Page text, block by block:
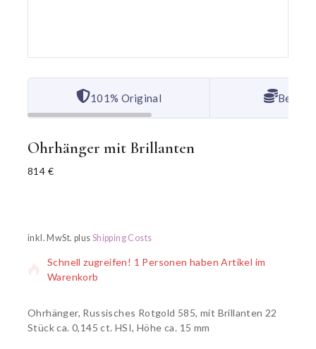
101% Original Bester
Ohrhänger mit Brillanten
814 €
inkl. MwSt. plus Shipping Costs
13 Produkte wurden in den letzten 6 Stunden verkauft
Schnell zugreifen! 1 Personen haben Artikel im
Warenkorb
Ohrhänger, Russisches Rotgold 585, mit Brillanten 22
Stück ca. 0,145 ct. HSI, Höhe ca. 15 mm